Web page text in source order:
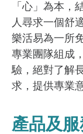
「心」為本，
人尋求一個舒
樂活易為一所
專業團隊組成
驗，絕對了解
求，提供專業
產品及